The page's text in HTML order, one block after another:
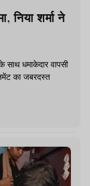
निया शर्मा ने
साथ धमाकेदार वापसी
का जबरदस्त